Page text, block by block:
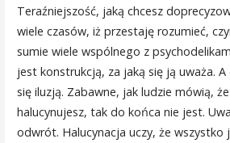
Teraźniejszość, jaką chcesz
wiele czasów, iż przestaję rozumieć,
sumie wiele wspólnego z
jest konstrukcją, za jaką się ją uważa.
się iluzją. Zabawne, jak ludzie mówią,
halucynujesz, tak do końca nie jest.
odwrót. Halucynacja uczy, że wszystko